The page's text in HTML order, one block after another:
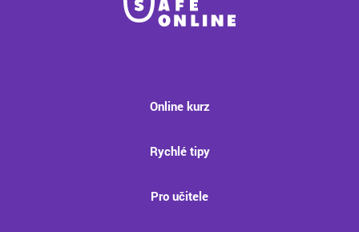
Online kurz
Rychlé tipy
Pro učitele